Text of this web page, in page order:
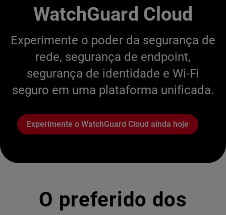
WatchGuard Cloud
Experimente o poder da segurança de
rede, segurança de endpoint,
segurança de identidade e Wi-Fi
seguro em uma plataforma unificada.
Experimente o WatchGuard Cloud ainda hoje
O preferido dos